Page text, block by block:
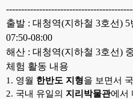
출발 : 대청역(지하철 3호선)
07:50-08:00
해산 : 대청역(지하철 3호선)
체험 활동 내용
1. 영월 한반도 지형을 보면서
2. 국내 유일의 지리박물관에서